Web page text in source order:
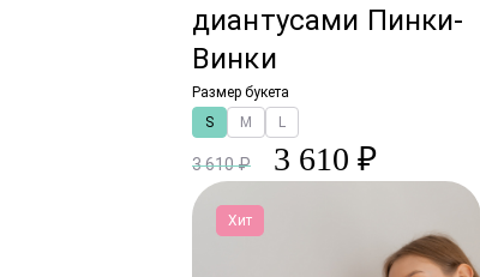
диантусами Пинки-
Винки
Размер букета
S
M L
3 610 ₽ 3 610 ₽
Хит